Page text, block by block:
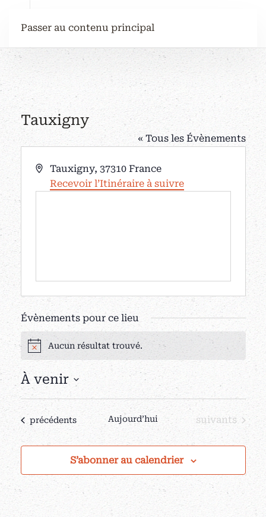
Passer au contenu principal
Tauxigny
« Tous les Évènements
Adresse
Tauxigny, 37310 France
Recevoir l’Itinéraire à suivre
Évènements pour ce lieu
NoticeAucun résultat trouvé.
À venir
Sélectionnez
une
date.
Évènements
précédents Aujourd’hui Évènements
suivants
S’abonner au calendrier